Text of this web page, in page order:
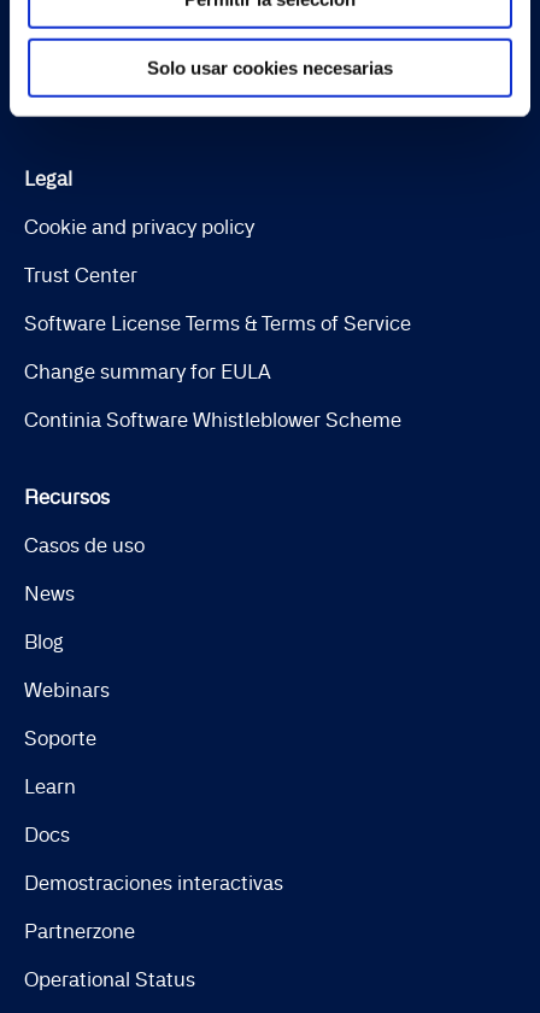
Solo usar cookies necesarias
Expense Management
Continia Banking
Legal
Cookie and privacy policy
Trust Center
Software License Terms & Terms of Service
Change summary for EULA
Continia Software Whistleblower Scheme
Recursos
Casos de uso
News
Blog
Webinars
Soporte
Learn
Docs
Demostraciones interactivas
Partnerzone
Operational Status